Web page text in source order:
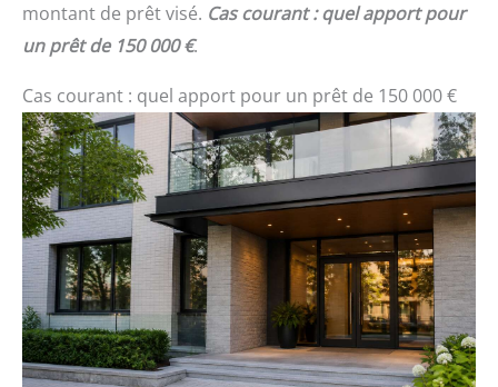
montant de prêt visé. Cas courant : quel apport pour
un prêt de 150 000 €.
Cas courant : quel apport pour un prêt de 150 000 €